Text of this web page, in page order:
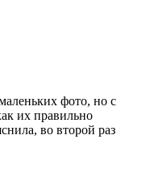
фото, но с
их правильно
во второй раз